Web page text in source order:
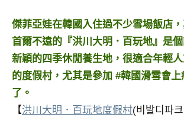
傑菲亞娃在韓國入住過不少雪場飯店
首爾不遠的『洪川大明．百玩地』是
新穎的四季休閒養生地，很適合年輕
的度假村，尤其是參加 #韓國滑雪會
了。
【洪川大明．百玩地度假村(비발디파